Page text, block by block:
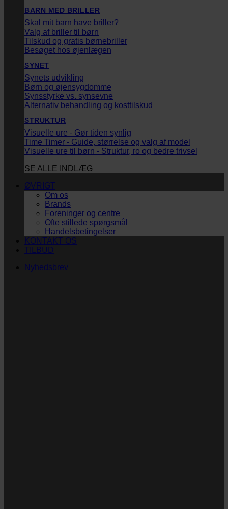
BARN MED BRILLER
Skal mit barn have briller?
Valg af briller til børn
Tilskud og gratis børnebriller
Besøget hos øjenlægen
SYNET
Synets udvikling
Børn og øjensygdomme
Synsstyrke vs. synsevne
Alternativ behandling og kosttilskud
STRUKTUR
Visuelle ure - Gør tiden synlig
Time Timer - Guide, størrelse og valg af model
Visuelle ure til børn - Struktur, ro og bedre trivsel
SE ALLE INDLÆG
ØVRIGT
Om os
Brands
Foreninger og centre
Ofte stillede spørgsmål
Handelsbetingelser
KONTAKT OS
TILBUD
Nyhedsbrev